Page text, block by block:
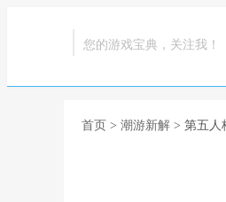
您的游戏宝典，关注我！
首页 > 潮游新解 > 第五人